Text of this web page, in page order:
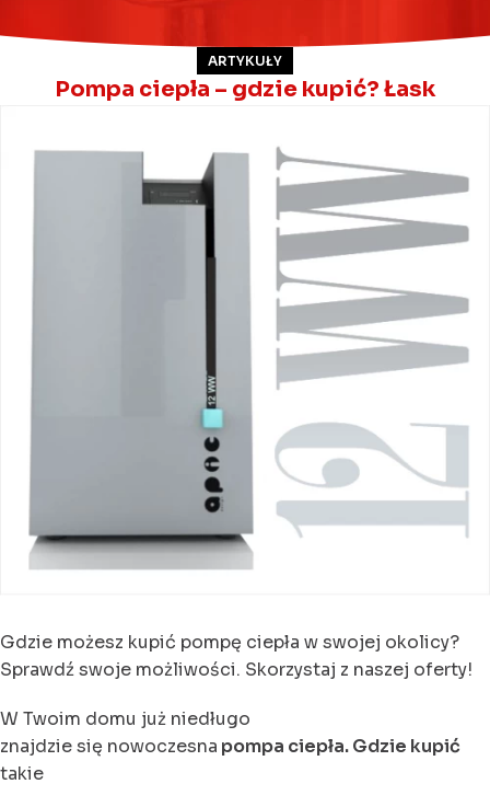
ARTYKUŁY
Pompa ciepła – gdzie kupić? Łask
Gdzie możesz kupić pompę ciepła w swojej okolicy?
Sprawdź swoje możliwości. Skorzystaj z naszej oferty!
W Twoim domu już niedługo
znajdzie się nowoczesna pompa ciepła. Gdzie kupić
takie